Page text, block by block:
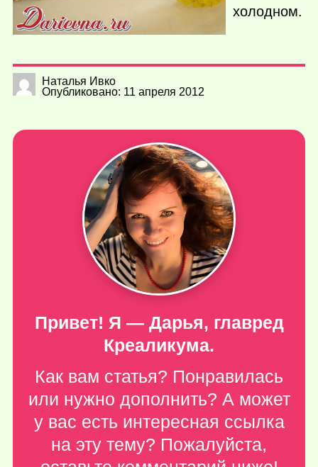
холодном.
Наталья Ивко
Опубликовано: 11 апреля 2012
Привет! Я — Дарья, главред
Креаликума.
Как вам статья? Понравилась
или нужно дополнить? А может
у вас есть интересная ссылка
на эту тему? Пожалуйста,